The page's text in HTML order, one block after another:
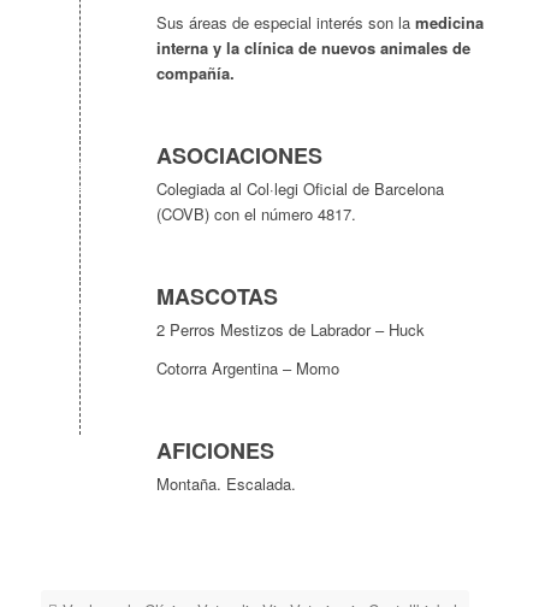
Sus áreas de especial interés son la medicina
interna y la clínica de nuevos animales de
compañía.
ASOCIACIONES
Colegiada al Col·legi Oficial de Barcelona
(COVB) con el número 4817.
MASCOTAS
2 Perros Mestizos de Labrador – Huck
Cotorra Argentina – Momo
AFICIONES
Montaña. Escalada.